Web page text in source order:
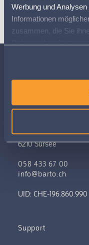
Werbung und
Informationen
zusammen, die Sie
Rahmen Ihrer Nutzung
Allee 1A
6210 Sursee
058 433 67 00
info@barto.ch
UID: CHE-196.860.990
Support